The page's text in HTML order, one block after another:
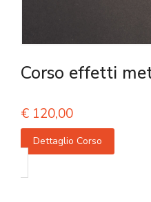
Corso effetti
€ 120,00
Dettaglio Corso